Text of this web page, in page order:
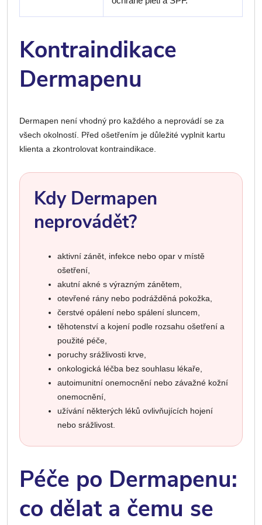
Kontraindikace
Dermapenu
Dermapen není vhodný pro každého a neprovádí se za
všech okolností. Před ošetřením je důležité vyplnit kartu
klienta a zkontrolovat kontraindikace.
Kdy Dermapen
neprovádět?
aktivní zánět, infekce nebo opar v místě
ošetření,
akutní akné s výrazným zánětem,
otevřené rány nebo podrážděná pokožka,
čerstvé opálení nebo spálení sluncem,
těhotenství a kojení podle rozsahu ošetření a
použité péče,
poruchy srážlivosti krve,
onkologická léčba bez souhlasu lékaře,
autoimunitní onemocnění nebo závažné kožní
onemocnění,
užívání některých léků ovlivňujících hojení
nebo srážlivost.
Péče po Dermapenu:
co dělat a čemu se